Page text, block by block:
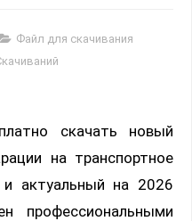
Файл для скачивания
скачать новый
на транспортное
актуальный на 2026
профессиональными